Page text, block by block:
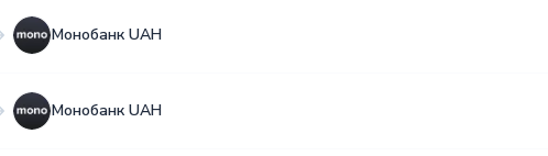
Монобанк UAH
Монобанк UAH